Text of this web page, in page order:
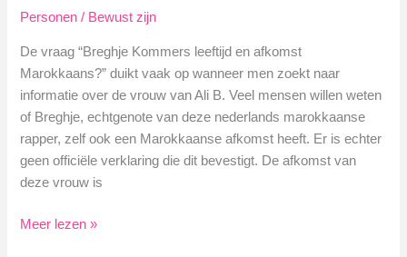
Personen / Bewust zijn
De vraag “Breghje Kommers leeftijd en afkomst
Marokkaans?” duikt vaak op wanneer men zoekt naar
informatie over de vrouw van Ali B. Veel mensen willen weten
of Breghje, echtgenote van deze nederlands marokkaanse
rapper, zelf ook een Marokkaanse afkomst heeft. Er is echter
geen officiële verklaring die dit bevestigt. De afkomst van
deze vrouw is
Breghje
Meer lezen »